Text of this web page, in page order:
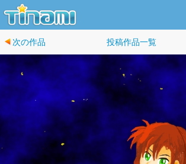
次の作品 投稿作品一覧